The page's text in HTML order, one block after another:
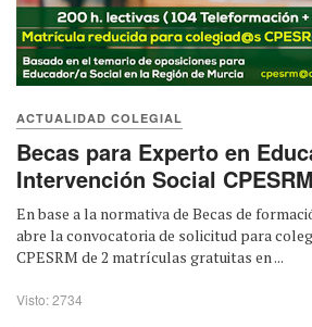
ACTUALIDAD COLEGIAL
Becas para Experto en
Intervención Social
En base a la normativa de Becas de
abre la convocatoria de solicitud para
CPESRM de 2 matrículas gratuitas en ...
Visto: 2734